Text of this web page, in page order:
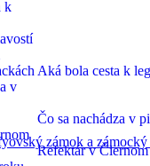
zámok a zámocký
Aká bola cesta k
Čo sa nachádza v
Refektár v